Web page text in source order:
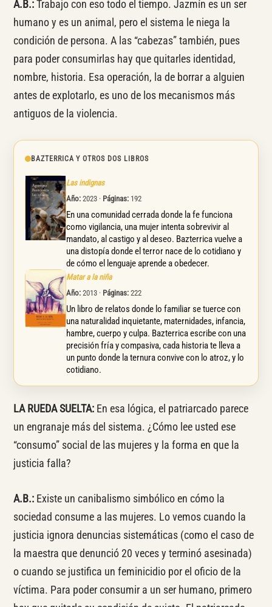
A.B.:Trabajo con eso todo el tiempo. Jazmín es un ser
humano y es un animal, pero el sistema le niega la
condición de persona. A las “cabezas” también, pues
para poder consumirlas hay que quitarles identidad,
nombre, historia. Esa operación, la de borrar a alguien
antes de explotarlo, es uno de los mecanismos más
antiguos de la violencia.
BAZTERRICA Y OTROS DOS LIBROS
Las indignas
Año:2023 · Páginas:192
En una comunidad cerrada donde la fe funciona
como vigilancia, una mujer intenta sobrevivir al
mandato, al castigo y al deseo. Bazterrica vuelve a
una distopía donde el terror nace de lo cotidiano y
de cómo el lenguaje aprende a obedecer.
Matar a la niña
Año:2013 · Páginas:222
Un libro de relatos donde lo familiar se tuerce con
una naturalidad inquietante, maternidades, infancia,
hambre, cuerpo y culpa. Bazterrica escribe con una
precisión fría y compasiva, cada historia te lleva a
un punto donde la ternura convive con lo atroz, y lo
cotidiano.
LA RUEDA SUELTA:En esa lógica, el patriarcado parece
un engranaje más del sistema. ¿Cómo lee usted ese
“consumo” social de las mujeres y la forma en que la
justicia falla?
A.B.:Existe un canibalismo simbólico en cómo la
sociedad consume a las mujeres. Lo vemos cuando la
justicia ignora denuncias sistemáticas (como el caso de
la maestra que denunció 20 veces y terminó asesinada)
o cuando se justifica un feminicidio por el oficio de la
víctima. Para poder consumir a un ser humano, primero